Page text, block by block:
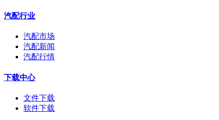
汽配行业
汽配市场
汽配新闻
汽配行情
下载中心
文件下载
软件下载